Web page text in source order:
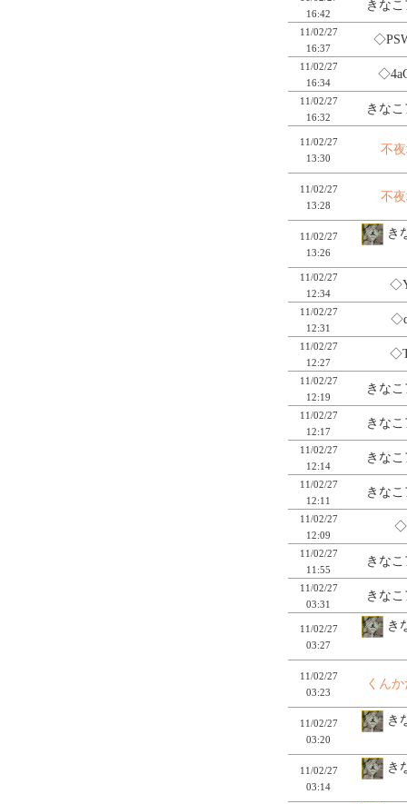
16:42
きな
11/02/27
16:37
11/02/27
16:34
11/02/27
16:32
きな
11/02/27
13:30
不
11/02/27
13:28
不
11/02/27
13:26
き
11/02/27
12:34
11/02/27
12:31
11/02/27
12:27
11/02/27
12:19
きな
11/02/27
12:17
きな
11/02/27
12:14
きな
11/02/27
12:11
きな
11/02/27
12:09
11/02/27
11:55
きな
11/02/27
03:31
きな
11/02/27
03:27
き
11/02/27
03:23
くん
11/02/27
03:20
き
11/02/27
03:14
き